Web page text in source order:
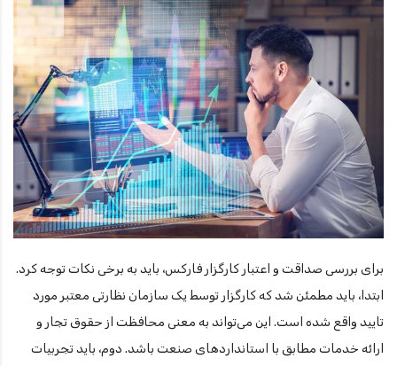
برای بررسی صداقت و اعتبار کارگزار فارکس، باید به برخی نکات توجه کرد.
ابتدا، باید مطمئن شد که کارگزار توسط یک سازمان نظارتی معتبر مورد
تایید واقع شده است. این می‌تواند به معنی محافظت از حقوق تجار و
ارائه خدمات مطابق با استانداردهای صنعت باشد. دوم، باید تجربیات